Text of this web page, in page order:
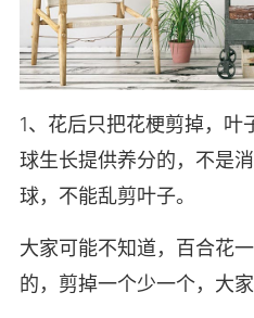
1、花后只把花梗剪掉，叶
球生长提供养分的，不是
球，不能乱剪叶子。
大家可能不知道，百合花
的，剪掉一个少一个，大家